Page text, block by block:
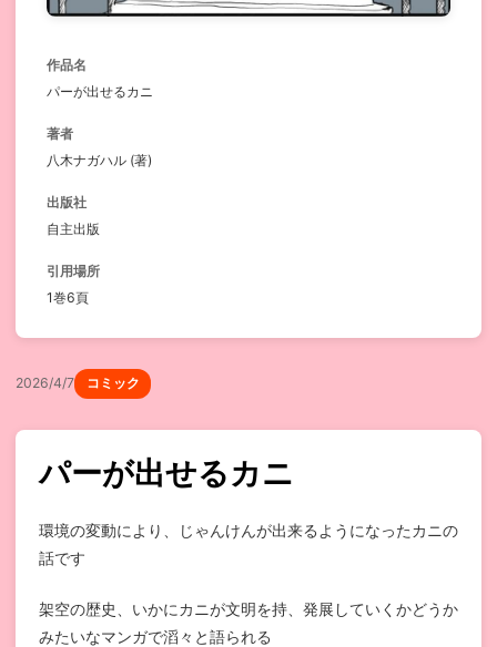
作品名
パーが出せるカニ
著者
八木ナガハル (著)
出版社
自主出版
引用場所
1巻6頁
2026/4/7 コミック
パーが出せるカニ
環境の変動により、じゃんけんが出来るようになったカニの
話です
架空の歴史、いかにカニが文明を持、発展していくかどうか
みたいなマンガで滔々と語られる